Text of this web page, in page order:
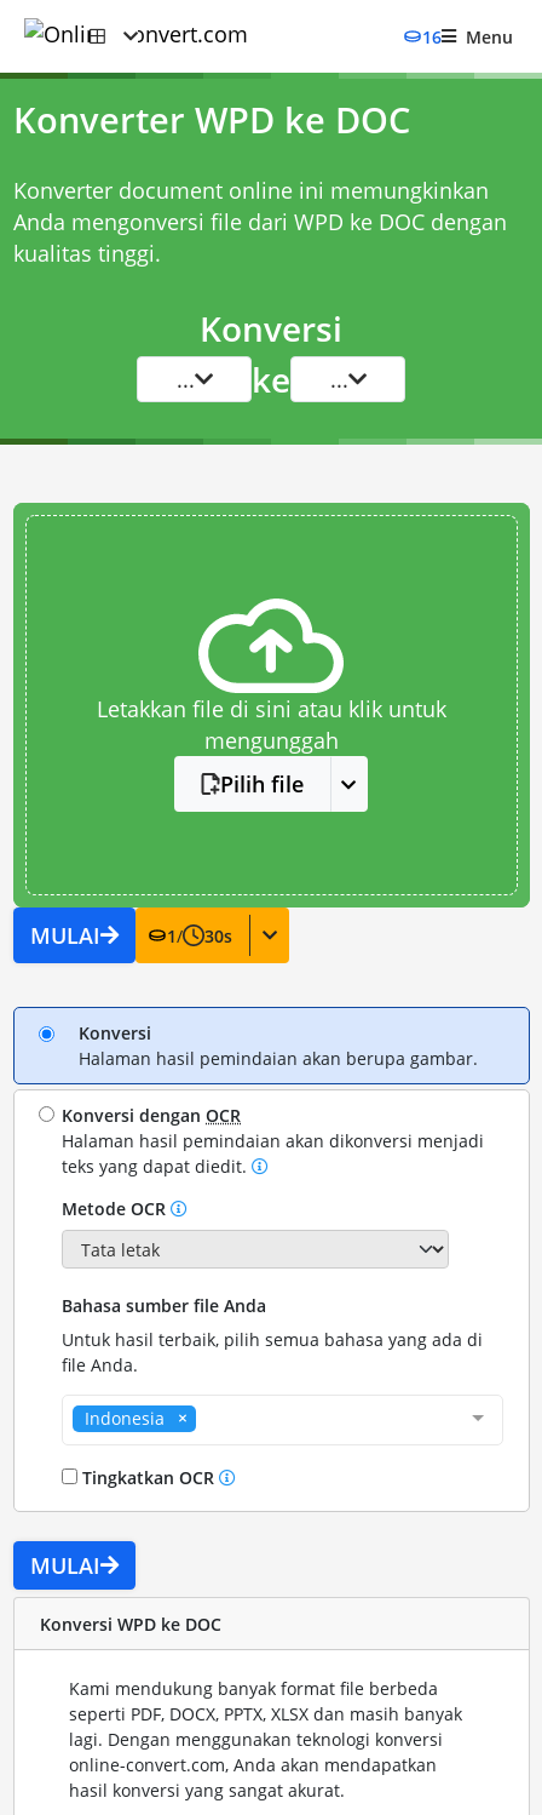
16 Menu
Konverter WPD ke DOC
Konverter document online ini memungkinkan
Anda mengonversi file dari WPD ke DOC dengan
kualitas tinggi.
Konversi
... ke ...
Letakkan file di sini atau klik untuk
mengunggah
Pilih file
MULAI 1/ 30s
Konversi
Halaman hasil pemindaian akan berupa gambar.
Konversi denganOCR
Halaman hasil pemindaian akan dikonversi menjadi
teks yang dapat diedit.
Metode OCR
Bahasa sumber file Anda
Untuk hasil terbaik, pilih semua bahasa yang ada di
file Anda.
Indonesia
Tingkatkan OCR
MULAI
Konversi WPD ke DOC
Kami mendukung banyak format file berbeda
seperti PDF, DOCX, PPTX, XLSX dan masih banyak
lagi. Dengan menggunakan teknologi konversi
online-convert.com, Anda akan mendapatkan
hasil konversi yang sangat akurat.